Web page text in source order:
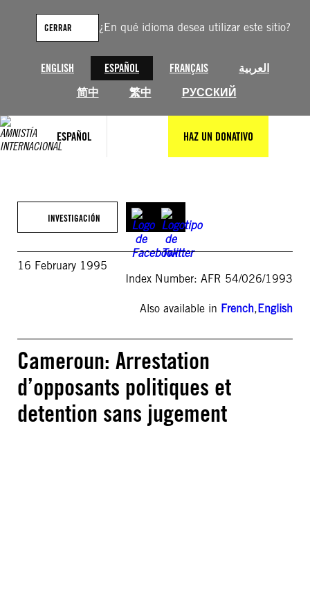
¿En qué idioma desea utilizar este sitio?
ENGLISH ESPAÑOL FRANÇAIS
العربية
简中
繁中 РУССКИЙ
CERRAR
ESPAÑOL HAZ UN DONATIVO
contenido
INVESTIGACIÓN
16 February 1995
Index Number: AFR 54/026/1993
Also available in French,English
Cameroun: Arrestation
d’opposants politiques et
detention sans jugement